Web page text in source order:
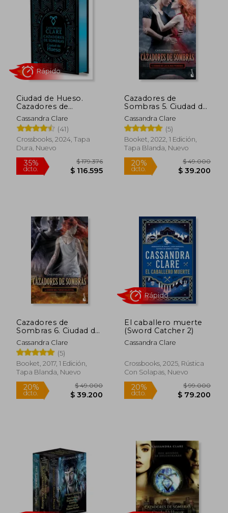
35%
dcto. $ 52.000
Rápido
20%
dcto.
Rápido
Ciudad de Hueso.
Cazadores de
Sombras 1. Edicion
Especial
Cassandra Clare
(41)
Crossbooks, 2024, Tapa
Dura, Nuevo
35%
dcto.
$ 179.376
$ 116.595
Rápido
Cazadores de
Sombras 5. Ciudad de
las Almas Perdid -
Cassandra Clare -
Libro Físico
Cassandra Clare
(5)
Booket, 2022, 1 Edición,
Tapa Blanda, Nuevo
20%
dcto.
$
$
Cazadores de
Sombras 6. Ciudad del
Fuego Celestial
Cassandra Clare
(5)
Booket, 2017, 1 Edición,
Tapa Blanda, Nuevo
El caballero muerte
(Sword Catcher 2)
Cassandra Clare
Crossbooks, 2025, Rústica
Con Solapas, Nuevo